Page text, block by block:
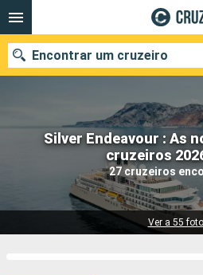
Silver Endeavour : As
cruzeiros
27 cruzeiros
Ver a 55
Encontrar um cruzeiro
Quando ir?
Data de partida